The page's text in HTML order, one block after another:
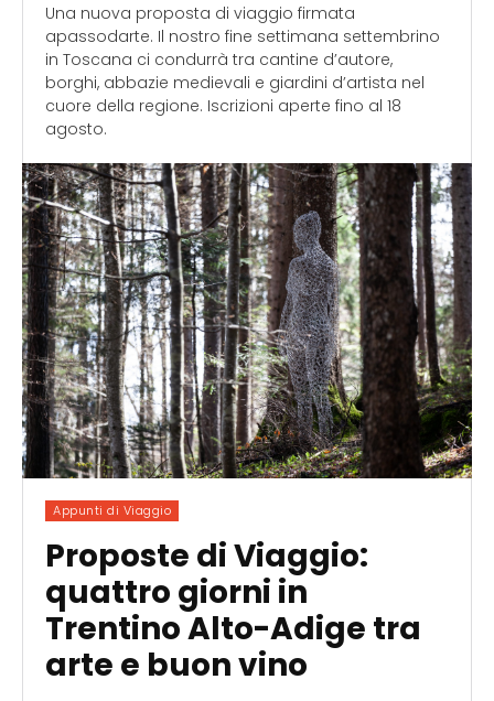
Una nuova proposta di viaggio firmata
apassodarte. Il nostro fine settimana settembrino
in Toscana ci condurrà tra cantine d’autore,
borghi, abbazie medievali e giardini d’artista nel
cuore della regione. Iscrizioni aperte fino al 18
agosto.
Appunti di Viaggio
Proposte di Viaggio:
quattro giorni in
Trentino Alto-Adige tra
arte e buon vino